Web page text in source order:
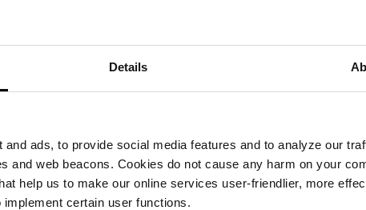
Details
ads, to provide social media features and to analyze our
and web beacons. Cookies do not cause any harm on your
help us to make our online services user-friendlier, more
certain user functions.
EW2517 Sputnik